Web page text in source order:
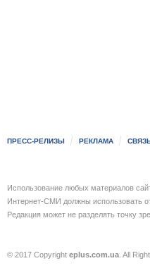
ПРЕСС-РЕЛИЗЫ РЕКЛАМА
Использование любых материалов
Интернет-СМИ должны использовать
Редакция может не разделять точку
© 2017 Copyright eplus.com.ua. All